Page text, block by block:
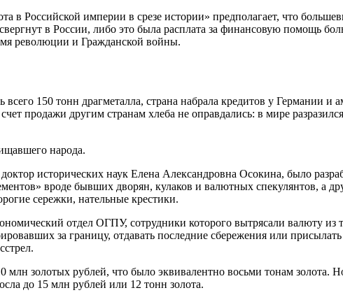
в Российской империи в срезе истории» предполагает, что
в России, либо это была расплата за финансовую помощь
революции и Гражданской войны.
150 тонн драгметалла, страна набрала кредитов у Германии
продажи другим странам хлеба не оправдались: в мире
народа.
исторических наук Елена Александровна Осокина, было
вроде бывших дворян, кулаков и валютных спекулянтов, а
сережки, нательные крестики.
отдел ОГПУ, сотрудники которого вытрясали валюту
за границу, отдавать последние сбережения или
золотых рублей, что было эквивалентно восьми тонам золота.
до 15 млн рублей или 12 тонн золота.